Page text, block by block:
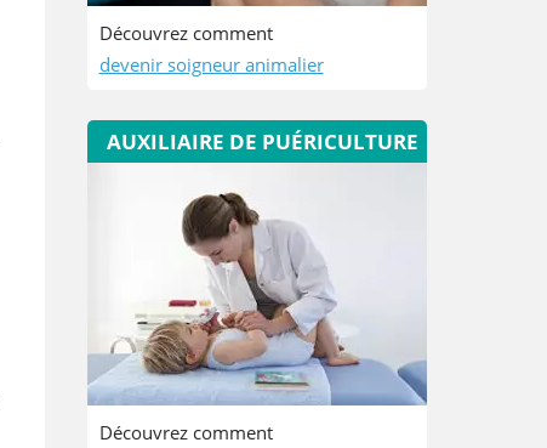
Découvrez comment
devenir soigneur animalier
AUXILIAIRE DE PUÉRICULTURE
Découvrez comment